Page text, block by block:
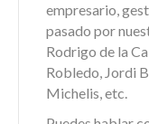
empresario,
pasado por
Rodrigo de la
Robledo, Jordi
Michelis, etc.